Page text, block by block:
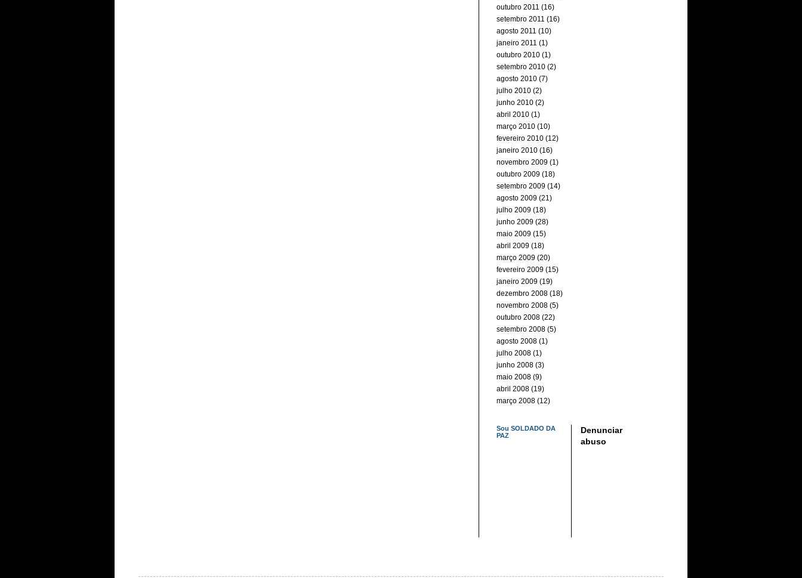
outubro 2011 (16)
setembro 2011 (16)
agosto 2011 (10)
janeiro 2011 (1)
outubro 2010 (1)
setembro 2010 (2)
agosto 2010 (7)
julho 2010 (2)
junho 2010 (2)
abril 2010 (1)
março 2010 (10)
fevereiro 2010 (12)
janeiro 2010 (16)
novembro 2009 (1)
outubro 2009 (18)
setembro 2009 (14)
agosto 2009 (21)
julho 2009 (18)
junho 2009 (28)
maio 2009 (15)
abril 2009 (18)
março 2009 (20)
fevereiro 2009 (15)
janeiro 2009 (19)
dezembro 2008 (18)
novembro 2008 (5)
outubro 2008 (22)
setembro 2008 (5)
agosto 2008 (1)
julho 2008 (1)
junho 2008 (3)
maio 2008 (9)
abril 2008 (19)
março 2008 (12)
Sou SOLDADO DA
PAZ
Denunciar
abuso